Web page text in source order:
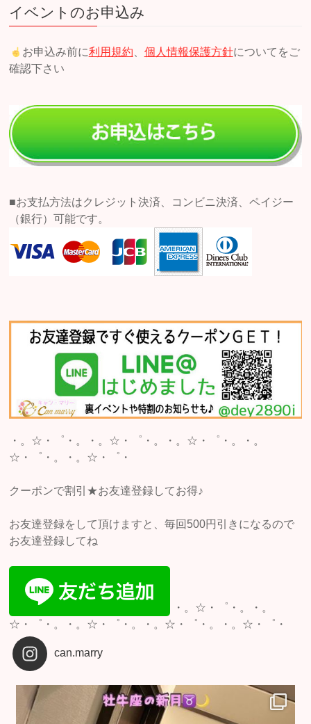
イベントのお申込み
お申込み前に利用規約 個人情報保護方針についてをご
確認下さい
■お支払方法はクレジット決済、コンビニ決済、ペイジー
（銀行）可能です。
・。☆・゜・。・。☆・゜・。・。☆・゜・。・。
☆・゜・。・。☆・゜・
クーポンで割引★お友達登録してお得♪
お友達登録をして頂けますと、毎回500円引きになるので
お友達登録してね
・。☆・゜・。・。
☆・゜・。・。☆・゜・。・。☆・゜・。・。☆・゜・
can.marry